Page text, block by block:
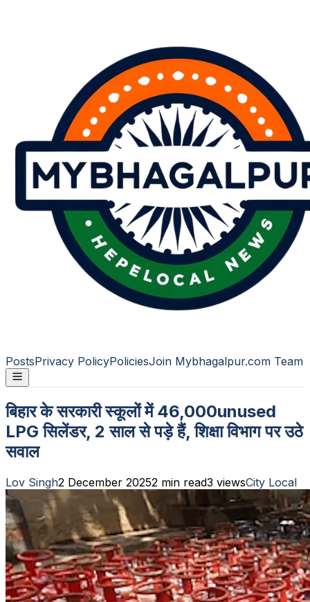
PostsPrivacy PolicyPoliciesJoin Mybhagalpur.com Team
बिहार के सरकारी स्कूलों में 46,000unused
LPG सिलेंडर, 2 साल से पड़े हैं, शिक्षा विभाग पर उठे
सवाल
Lov Singh2 December 20252 min read3 viewsCity Local